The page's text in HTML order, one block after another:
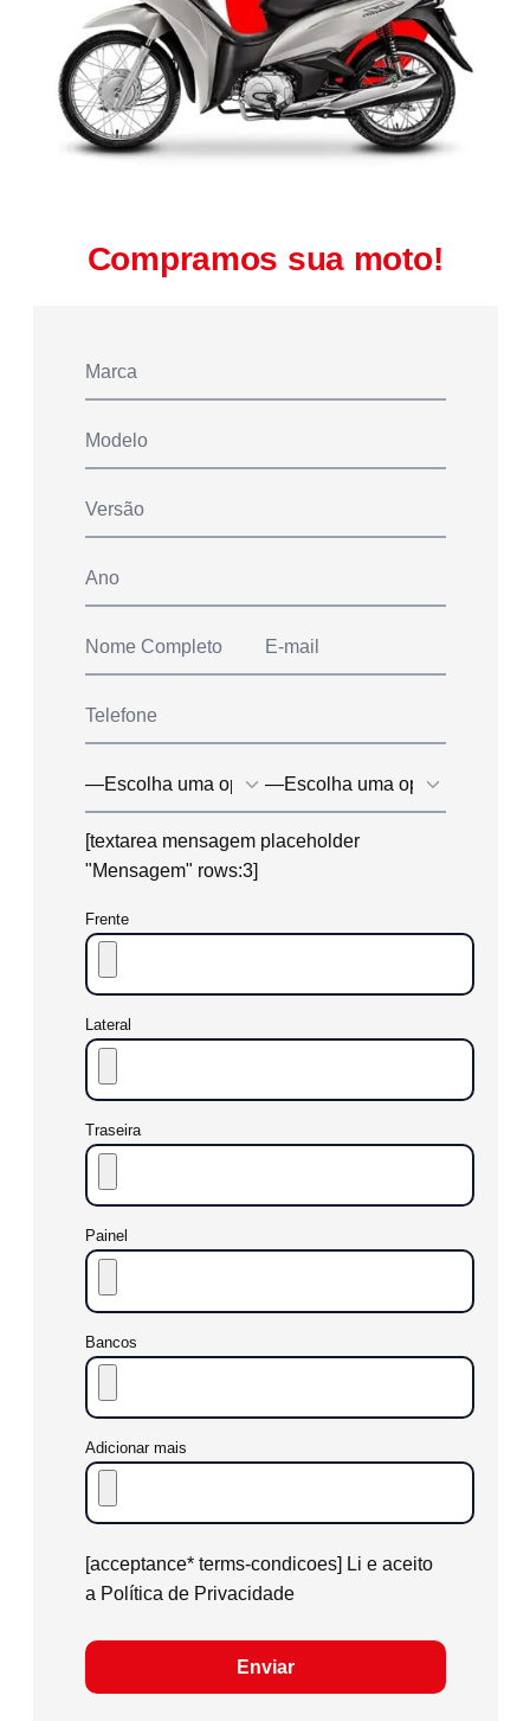
Compramos sua moto!
[textarea mensagem placeholder
"Mensagem" rows:3]
Frente
Lateral
Traseira
Painel
Bancos
Adicionar mais
[acceptance* terms-condicoes] Li e aceito
a Política de Privacidade